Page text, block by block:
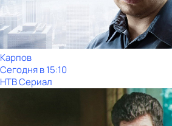
Карпов
Сегодня в 15:10
НТВ Сериал